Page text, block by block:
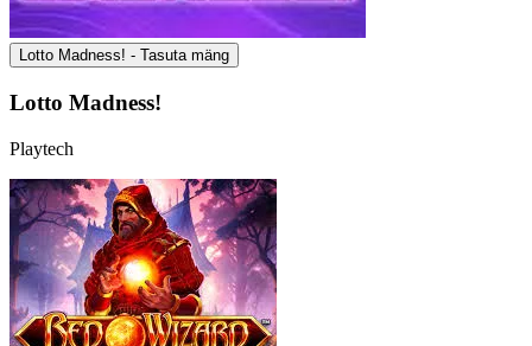
Lotto Madness! - Tasuta mäng
Lotto Madness!
Playtech